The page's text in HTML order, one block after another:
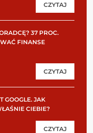
CZYTAJ
37 PROC.
FINANSE
CZYTAJ
GOOGLE. JAK
CIEBIE?
CZYTAJ